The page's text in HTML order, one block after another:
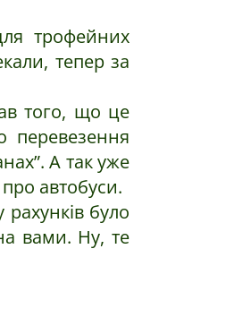
трофейних
тепер за
того, що це
перевезення
А так уже
автобуси.
було
вами. Ну, те